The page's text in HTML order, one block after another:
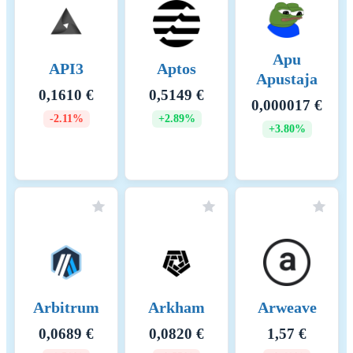
rewards, supporting network
security and governance.
Transaction fees contribute to
network sustainability.
Incentive Mechanisms: 1.
Staking and Masternode
Rewards: Staker Rewards:
Validators earn a portion of
block rewards for transaction
rewards for their roles in
governance and network
engagement in network
development. Applicable
Fees: 1. Transaction Fees:
Low Cost: Users pay
transaction fees in NRG,
provide additional rewards
API3
0,1610 €
-2.11%
Aptos
0,5149 €
+2.89%
Apu
Apustaja
0,000017 €
+3.80%
Arbitrum
0,0689 €
Arkham
0,0820 €
Arweave
1,57 €